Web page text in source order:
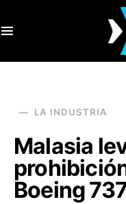
LA INDUSTRIA
Malasia
Boeing